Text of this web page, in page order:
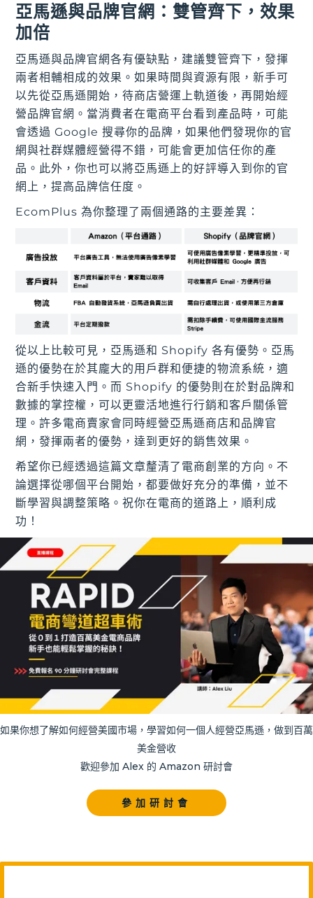
亞馬遜與品牌官網：雙管齊下，效果
加倍
亞馬遜與品牌官網各有優缺點，建議雙管齊下，發揮
兩者相輔相成的效果。如果時間與資源有限，新手可
以先從亞馬遜開始，待商店營運上軌道後，再開始經
營品牌官網。當消費者在電商平台看到產品時，可能
會透過 Google 搜尋你的品牌，如果他們發現你的官
網與社群媒體經營得不錯，可能會更加信任你的產
品。此外，你也可以將亞馬遜上的好評導入到你的官
網上，提高品牌信任度。
EcomPlus 為你整理了兩個通路的主要差異：
從以上比較可見，亞馬遜和 Shopify 各有優勢。亞馬
遜的優勢在於其龐大的用戶群和便捷的物流系統，適
合新手快速入門。而 Shopify 的優勢則在於對品牌和
數據的掌控權，可以更靈活地進行行銷和客戶關係管
理。許多電商賣家會同時經營亞馬遜商店和品牌官
網，發揮兩者的優勢，達到更好的銷售效果。
希望你已經透過這篇文章釐清了電商創業的方向。不
論選擇從哪個平台開始，都要做好充分的準備，並不
斷學習與調整策略。祝你在電商的道路上，順利成
功！
如果你想了解如何經營美國市場，學習如何一個人經營亞馬遜，做到百萬
美金營收
歡迎參加 Alex 的 Amazon 研討會
參加研討會